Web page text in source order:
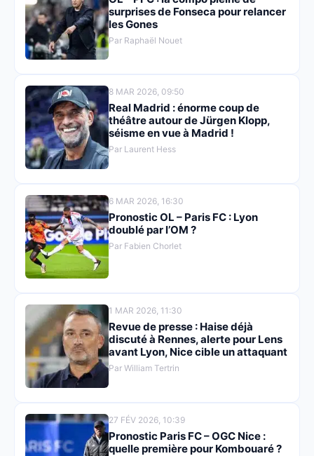
surprises de Fonseca pour relancer
les Gones
Par Raphaël Nouet
8 MAR 2026, 09:50
Real Madrid : énorme coup de
théâtre autour de Jürgen Klopp,
séisme en vue à Madrid !
Par Laurent Hess
6 MAR 2026, 16:30
Pronostic OL – Paris FC : Lyon
doublé par l’OM ?
Par Fabien Chorlet
1 MAR 2026, 11:30
Revue de presse : Haise déjà
discuté à Rennes, alerte pour Lens
avant Lyon, Nice cible un attaquant
Par William Tertrin
27 FÉV 2026, 10:39
Pronostic Paris FC – OGC Nice :
quelle première pour Kombouaré ?